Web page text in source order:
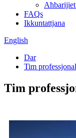
FAQs
Ikkuntattjana
English
Dar
Tim
Tim